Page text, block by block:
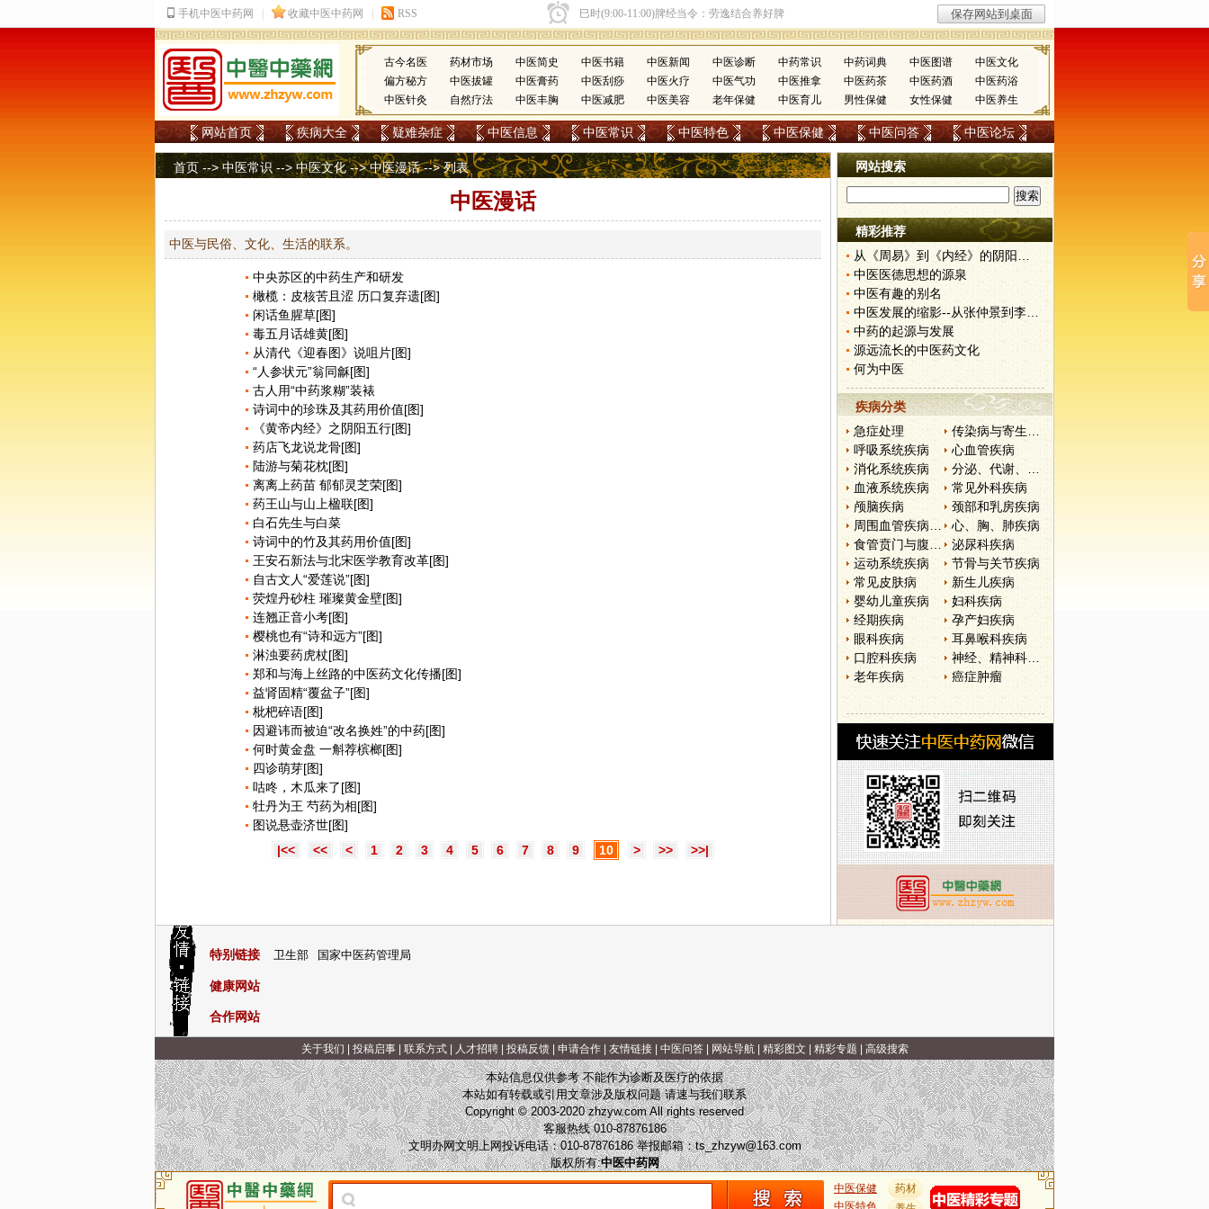
古今名医 药材市场 中医简史 中医书籍 中医新闻 中医诊断 中药常识 中药词典 中医图谱
中医文化
偏方秘方
中医拔罐 中医膏药 中医刮痧 中医火疗 中医气功 中医推拿 中医药茶 中医药酒
中医药浴
中医针灸
自然疗法 中医丰胸 中医减肥 中医美容 老年保健 中医育儿 男性保健 女性保健 中医养生
网站首页 疾病大全 疑难杂症 中医信息 中医常识 中医特色 中医保健 中医问答 中医论坛
首页 -->中医常识 -->中医文化-->中医漫话-->列表
中医漫话
中医与民俗、文化、生活的联系。
中央苏区的中药生产和研发
橄榄：皮核苦且涩 历口复弃遗[图]
闲话鱼腥草[图]
毒五月话雄黄[图]
从清代《迎春图》说咀片[图]
“人参状元”翁同龢[图]
古人用“中药浆糊”装裱
诗词中的珍珠及其药用价值[图]
《黄帝内经》之阴阳五行[图]
药店飞龙说龙骨[图]
陆游与菊花枕[图]
离离上药苗 郁郁灵芝荣[图]
药王山与山上楹联[图]
白石先生与白菜
诗词中的竹及其药用价值[图]
王安石新法与北宋医学教育改革[图]
自古文人“爱莲说”[图]
荧煌丹砂柱 璀璨黄金壁[图]
连翘正音小考[图]
樱桃也有“诗和远方”[图]
淋浊要药虎杖[图]
郑和与海上丝路的中医药文化传播[图]
益肾固精“覆盆子”[图]
枇杷碎语[图]
因避讳而被迫“改名换姓”的中药[图]
何时黄金盘 一斛荐槟榔[图]
四诊萌芽[图]
咕咚，木瓜来了[图]
牡丹为王 芍药为相[图]
图说悬壶济世[图]
|<<
<< < 1 2 3 4 5 6 7 8 9 10 > >> >>|
网站搜索
精彩推荐
从《周易》到《内经》的阴阳观念流变
中医医德思想的源泉
中医有趣的别名
中医发展的缩影--从张仲景到李时珍
中药的起源与发展
源远流长的中医药文化
何为中医
疾病分类
急症处理
传染病与寄生虫病
呼吸系统疾病
心血管疾病
消化系统疾病
分泌、代谢、营养和肾脏疾病
血液系统疾病
常见外科疾病
颅脑疾病
颈部和乳房疾病
周围血管疾病和淋巴管疾病
心、胸、肺疾病
食管贲门与腹部疾病
泌尿科疾病
运动系统疾病
节骨与关节疾病
常见皮肤病
新生儿疾病
婴幼儿童疾病
妇科疾病
经期疾病
孕产妇疾病
眼科疾病
耳鼻喉科疾病
口腔科疾病
神经、精神科疾病
老年疾病
癌症肿瘤
特别链接 卫生部 国家中医药管理局
健康网站
合作网站
关于我们 投稿启事| 联系方式| 人才招聘| 投稿反馈| 申请合作| 友情链接| 中医问答| 网站导航| 精彩图文 精彩专题 高级搜索
本站信息仅供参考 不能作为诊断及医疗的依据
本站如有转载或引用文章涉及版权问题 请速与我们联系
Copyright © 2003-2020 zhzyw.com All rights reserved
客服热线 010-87876186
文明办网文明上网投诉电话：010-87876186 举报邮箱：ts_zhzyw@163.com
版权所有:中医中药网
中医保健
中医特色
药材